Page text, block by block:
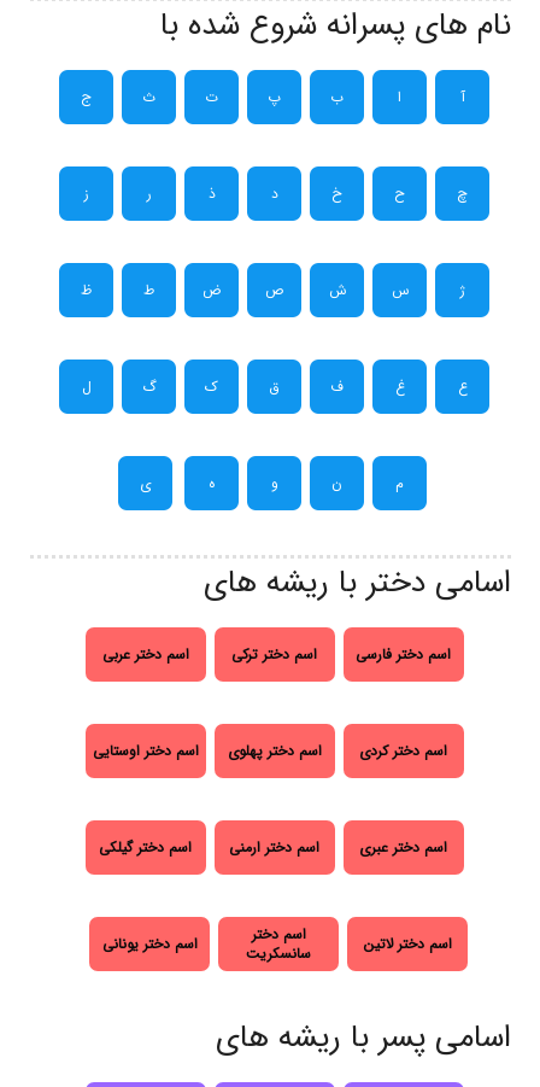
نام های پسرانه شروع شده با
آ ا ب پ ت ث ج
چ ح خ د ذ ر ز
ژ س ش ص ض ط ظ
ع غ ف ق ک گ ل
م ن و ه ی
اسامی دختر با ریشه های
اسم دختر فارسی اسم دختر ترکی اسم دختر عربی
اسم دختر کردی اسم دختر پهلوی اسم دختر اوستایی
اسم دختر عبری اسم دختر ارمنی اسم دختر گیلکی
اسم دختر لاتین
اسم دختر
سانسکریت
اسم دختر یونانی
اسامی پسر با ریشه های